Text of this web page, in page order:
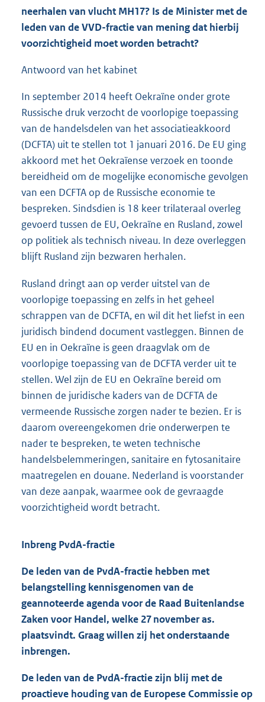
neerhalen van vlucht MH17? Is de Minister met de
leden van de VVD-fractie van mening dat hierbij
voorzichtigheid moet worden betracht?
Antwoord van het kabinet
In september 2014 heeft Oekraïne onder grote
Russische druk verzocht de voorlopige toepassing
van de handelsdelen van het associatieakkoord
(DCFTA) uit te stellen tot 1 januari 2016. De EU ging
akkoord met het Oekraïense verzoek en toonde
bereidheid om de mogelijke economische gevolgen
van een DCFTA op de Russische economie te
bespreken. Sindsdien is 18 keer trilateraal overleg
gevoerd tussen de EU, Oekraïne en Rusland, zowel
op politiek als technisch niveau. In deze overleggen
blijft Rusland zijn bezwaren herhalen.
Rusland dringt aan op verder uitstel van de
voorlopige toepassing en zelfs in het geheel
schrappen van de DCFTA, en wil dit het liefst in een
juridisch bindend document vastleggen. Binnen de
EU en in Oekraïne is geen draagvlak om de
voorlopige toepassing van de DCFTA verder uit te
stellen. Wel zijn de EU en Oekraïne bereid om
binnen de juridische kaders van de DCFTA de
vermeende Russische zorgen nader te bezien. Er is
daarom overeengekomen drie onderwerpen te
nader te bespreken, te weten technische
handelsbelemmeringen, sanitaire en fytosanitaire
maatregelen en douane. Nederland is voorstander
van deze aanpak, waarmee ook de gevraagde
voorzichtigheid wordt betracht.
Inbreng PvdA-fractie
De leden van de PvdA-fractie hebben met
belangstelling kennisgenomen van de
geannoteerde agenda voor de Raad Buitenlandse
Zaken voor Handel, welke 27 november as.
plaatsvindt. Graag willen zij het onderstaande
inbrengen.
De leden van de PvdA-fractie zijn blij met de
proactieve houding van de Europese Commissie op